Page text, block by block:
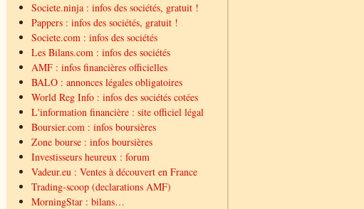
Societe.ninja : infos des sociétés, gratuit !
Pappers : infos des sociétés, gratuit !
Societe.com : infos des sociétés
Les Bilans.com : infos des sociétés
AMF : infos financières officielles
BALO : annonces légales obligatoires
World Reg Info : infos des sociétés cotées
L'information financière : site officiel légal
Boursier.com : infos boursières
Zone bourse : infos boursières
Investisseurs heureux : forum
Vadeur.eu : Ventes à découvert en France
Trading-scoop (declarations AMF)
MorningStar : bilans…